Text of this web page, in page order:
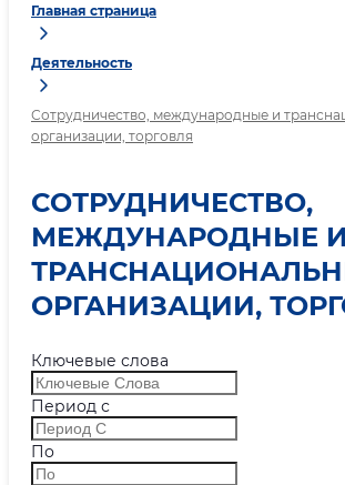
Главная страница
Деятельность
Сотрудничество, международные и
организации, торговля
СОТРУДНИЧЕСТВО,
МЕЖДУНАРОДНЫЕ И
ОРГАНИЗАЦИИ,
Ключевые слова
Период с
По